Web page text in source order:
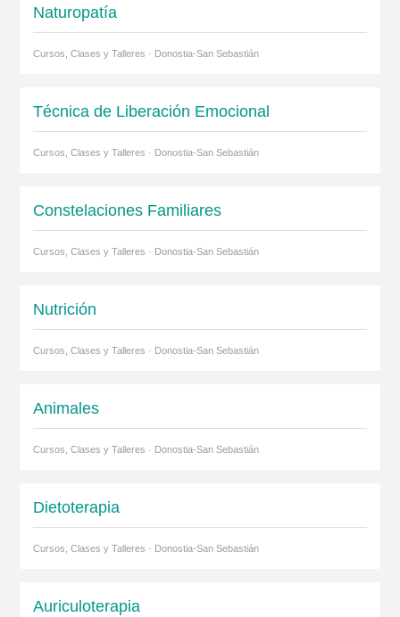
Naturopatía
Cursos, Clases y Talleres · Donostia-San Sebastián
Técnica de Liberación Emocional
Cursos, Clases y Talleres · Donostia-San Sebastián
Constelaciones Familiares
Cursos, Clases y Talleres · Donostia-San Sebastián
Nutrición
Cursos, Clases y Talleres · Donostia-San Sebastián
Animales
Cursos, Clases y Talleres · Donostia-San Sebastián
Dietoterapia
Cursos, Clases y Talleres · Donostia-San Sebastián
Auriculoterapia